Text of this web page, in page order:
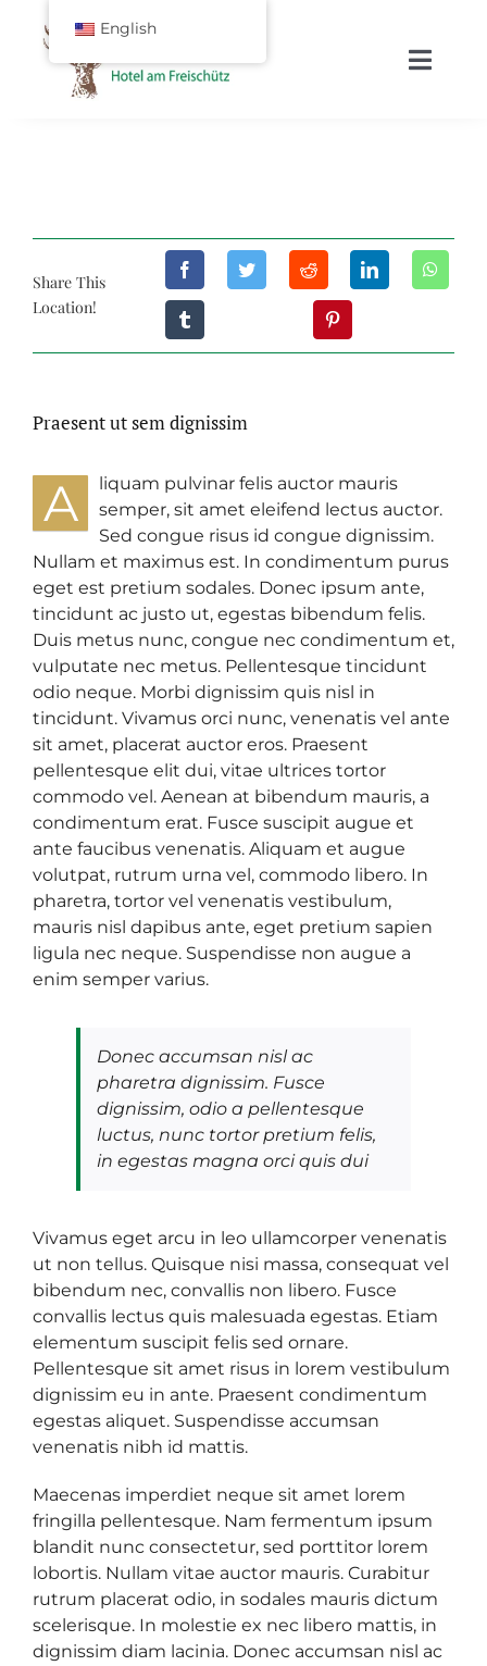
content
ONLINEBOOKING
SIGHTSEEING
CONTACT
Share This
Location!
Praesent ut sem dignissim
A
liquam pulvinar felis auctor mauris
semper, sit amet eleifend lectus auctor.
Sed congue risus id congue dignissim.
Nullam et maximus est. In condimentum purus
eget est pretium sodales. Donec ipsum ante,
tincidunt ac justo ut, egestas bibendum felis.
Duis metus nunc, congue nec condimentum et,
vulputate nec metus. Pellentesque tincidunt
odio neque. Morbi dignissim quis nisl in
tincidunt. Vivamus orci nunc, venenatis vel ante
sit amet, placerat auctor eros. Praesent
pellentesque elit dui, vitae ultrices tortor
commodo vel. Aenean at bibendum mauris, a
condimentum erat. Fusce suscipit augue et
ante faucibus venenatis. Aliquam et augue
volutpat, rutrum urna vel, commodo libero. In
pharetra, tortor vel venenatis vestibulum,
mauris nisl dapibus ante, eget pretium sapien
ligula nec neque. Suspendisse non augue a
enim semper varius.
Donec accumsan nisl ac
pharetra dignissim. Fusce
dignissim, odio a pellentesque
luctus, nunc tortor pretium felis,
in egestas magna orci quis dui
Vivamus eget arcu in leo ullamcorper venenatis
ut non tellus. Quisque nisi massa, consequat vel
bibendum nec, convallis non libero. Fusce
convallis lectus quis malesuada egestas. Etiam
elementum suscipit felis sed ornare.
Pellentesque sit amet risus in lorem vestibulum
dignissim eu in ante. Praesent condimentum
egestas aliquet. Suspendisse accumsan
venenatis nibh id mattis.
Maecenas imperdiet neque sit amet lorem
fringilla pellentesque. Nam fermentum ipsum
blandit nunc consectetur, sed porttitor lorem
lobortis. Nullam vitae auctor mauris. Curabitur
rutrum placerat odio, in sodales mauris dictum
scelerisque. In molestie ex nec libero mattis, in
dignissim diam lacinia. Donec accumsan nisl ac
English